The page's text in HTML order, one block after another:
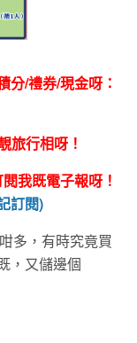
分/禮券/現金呀：
旅行相呀！
我既電子報呀！
訂閱)
多，有時究竟買
，又儲邊個